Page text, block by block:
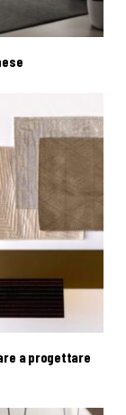
a progettare